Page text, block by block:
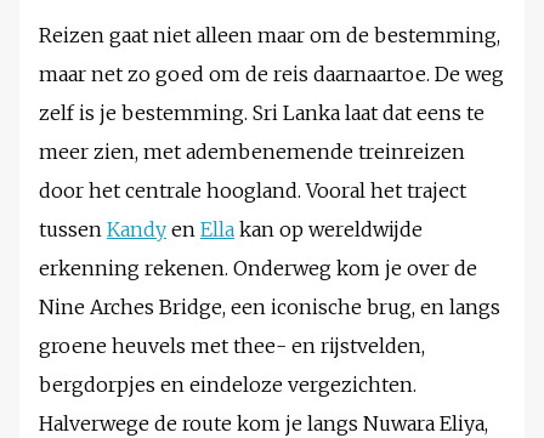
Reizen gaat niet alleen maar om de bestemming,
maar net zo goed om de reis daarnaartoe. De weg
zelf is je bestemming. Sri Lanka laat dat eens te
meer zien, met adembenemende treinreizen
door het centrale hoogland. Vooral het traject
tussen Kandy en Ella kan op wereldwijde
erkenning rekenen. Onderweg kom je over de
Nine Arches Bridge, een iconische brug, en langs
groene heuvels met thee- en rijstvelden,
bergdorpjes en eindeloze vergezichten.
Halverwege de route kom je langs Nuwara Eliya,